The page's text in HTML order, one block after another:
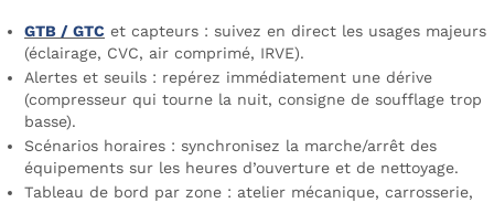
GTB / GTC et capteurs : suivez en direct les usages majeurs
(éclairage, CVC, air comprimé, IRVE).
Alertes et seuils : repérez immédiatement une dérive
(compresseur qui tourne la nuit, consigne de soufflage trop
basse).
Scénarios horaires : synchronisez la marche/arrêt des
équipements sur les heures d’ouverture et de nettoyage.
Tableau de bord par zone : atelier mécanique, carrosserie,